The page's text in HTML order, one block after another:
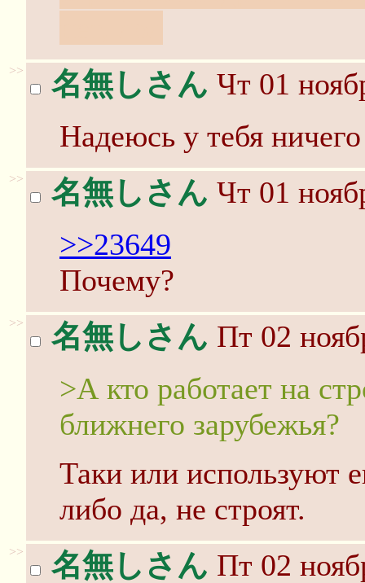
>> 名無しさん Чт 01
Надеюсь у тебя
>> 名無しさん Чт 01
>>23649
Почему?
>> 名無しさん Пт 02
>А кто работает на
ближнего зарубежья?
Таки или используют
либо да, не строят.
>> 名無しさん Пт 02